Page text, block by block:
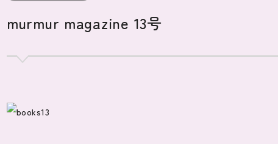
murmur magazine 13号